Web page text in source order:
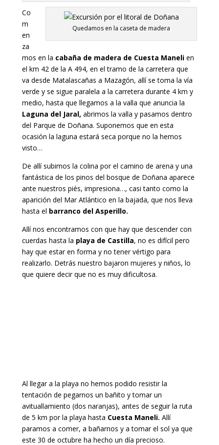
Quedamos en la caseta de madera
Co
m
en
za
mos en la cabaña de madera de Cuesta Manelien
el km 42 de la A 494, en el tramo de la carretera que
va desde Matalascañas a Mazagón, allí se toma la vía
verde y se sigue paralela a la carretera durante 4 km y
medio, hasta que llegamos a la valla que anuncia la
Laguna del Jaral, abrimos la valla y pasamos dentro
del Parque de Doñana. Suponemos que en esta
ocasión la laguna estará seca porque no la hemos
visto…
De allí subimos la colina por el camino de arena y una
fantástica de los pinos del bosque de Doñana aparece
ante nuestros piés, impresiona…, casi tanto como la
aparición del Mar Atlántico en la bajada, que nos lleva
hasta el barranco del Asperillo.
Allí nos encontramos con que hay que descender con
cuerdas hasta la playa de Castilla, no es difícil pero
hay que estar en forma y no tener vértigo para
realizarlo. Detrás nuestro bajaron mujeres y niños, lo
que quiere decir que no es muy dificultosa.
Al llegar a la playa no hemos podido resistir la
tentación de pegarnos un bañito y tomar un
avituallamiento (dos naranjas), antes de seguir la ruta
de 5 km por la playa hasta Cuesta Maneli. Allí
paramos a comer, a bañarnos y a tomar el sol ya que
este 30 de octubre ha hecho un día precioso.